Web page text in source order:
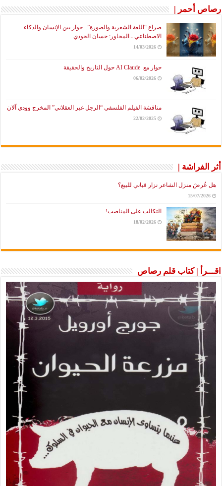
رصاص أحمر |
صراع “اللغة الشعرية والصورة”.. حوار بين الإنسان والذكاء
الاصطناعي ـ المحاور: حسان الجودي
14/03/2026
حوار مع AI Claude حول التاريخ والحقيقة
06/02/2026
مناقشة الفيلم الفلسفي “الرجل غير العقلاني” المخرج وودي آلان
22/02/2025
أثر الفراشة |
هل عُرضَ منزل الشاعر نزار قباني للبيع؟
15/07/2026
التكالب على المناصب!
18/02/2026
اقـــرأ | كتاب قلم رصاص